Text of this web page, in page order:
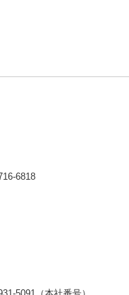
6818